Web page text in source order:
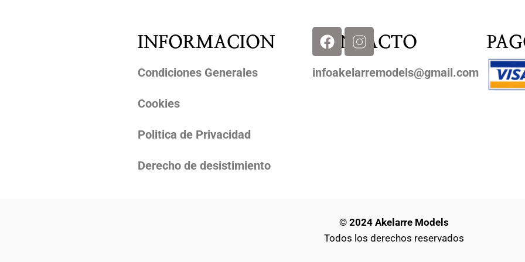
INFORMACION
Condiciones Generales
Cookies
Politica de Privacidad
Derecho de desistimiento
CONTACTO
infoakelarremodels@gmail.com
© 2024 Akelarre Models
Todos los derechos reservados